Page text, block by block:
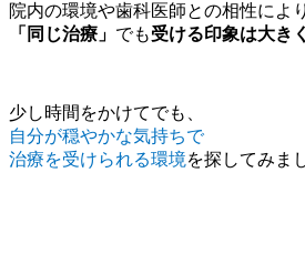
院内の環境や歯科医師との相性により
「同じ治療」 でも受ける印象は大き
少し時間をかけてでも、
自分が穏やかな気持ちで
治療を受けられる環境を探してみま